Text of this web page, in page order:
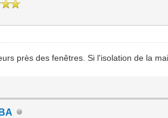
près des fenêtres. Si l'isolation de la